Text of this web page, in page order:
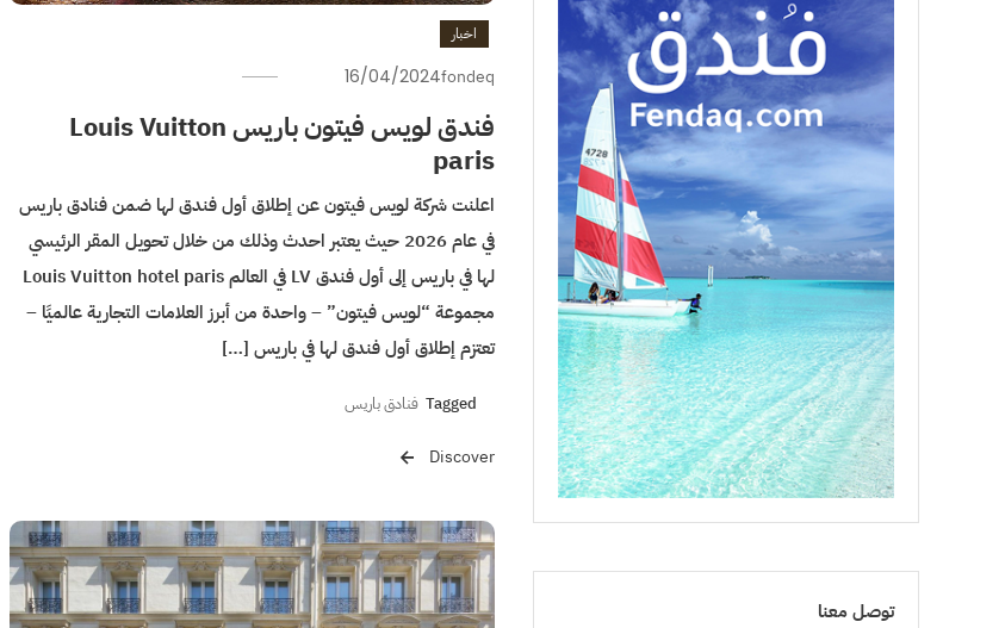
اخبار
16/04/2024fondeq
فندق لويس فيتون باريس Louis Vuitton
paris
اعلنت شركة لويس فيتون عن إطلاق أول فندق لها ضمن فنادق باريس
في عام 2026 حيث يعتبر احدث وذلك من خلال تحويل المقر الرئيسي
لها في باريس إلى أول فندق LV في العالم Louis Vuitton hotel paris
مجموعة “لويس فيتون” – واحدة من أبرز العلامات التجارية عالميًا –
تعتزم إطلاق أول فندق لها في باريس […]
Tagged فنادق باريس
Discover
توصل معنا